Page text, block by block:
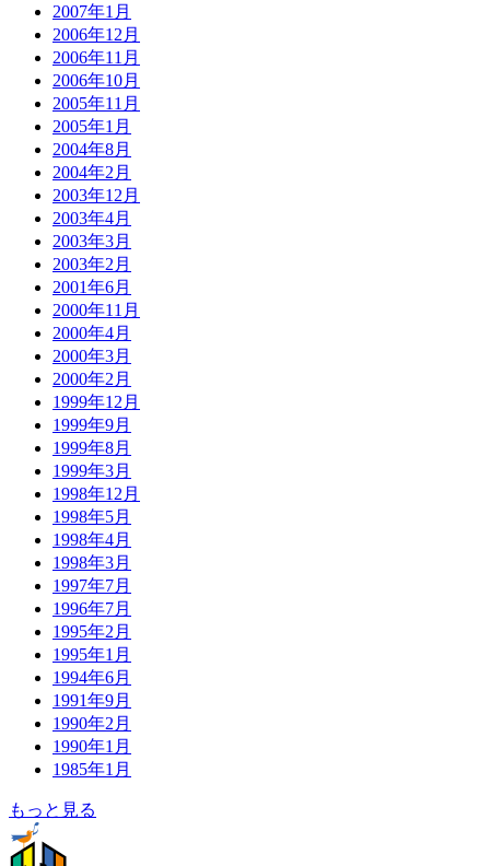
2007年1月
2006年12月
2006年11月
2006年10月
2005年11月
2005年1月
2004年8月
2004年2月
2003年12月
2003年4月
2003年3月
2003年2月
2001年6月
2000年11月
2000年4月
2000年3月
2000年2月
1999年12月
1999年9月
1999年8月
1999年3月
1998年12月
1998年5月
1998年4月
1998年3月
1997年7月
1996年7月
1995年2月
1995年1月
1994年6月
1991年9月
1990年2月
1990年1月
1985年1月
もっと見る